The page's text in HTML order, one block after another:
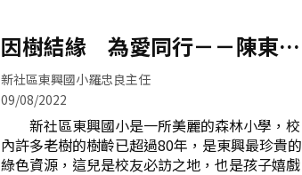
是學校強力的後盾家長會組織健全，定期召開各
項會議 學校因人手有限，很多活動必須靠志
工的支
敬的大哥、大姐。草兒們，乖乖交回佔領的土地
吧！ 在晴空萬里，綠意迎人的校園裡，在花
木賣力伸展的季節，隔一段時間，志工隊的Line
群組必然會響起這一則訊息：「大家好！學校的
升旗台、花台草皮等需要整理，可以協助的人開
始報名。」緊接著，一位又一位的志工開始在訊
息的下方接龍。從涼爽的晨間開始，會看到戴著
因樹結緣 為愛同行－－陳東榮
攀樹師
新社區東興國小羅忠良主任
09/08/2022
新社區東興國小是一所美麗的森林小學，校
內許多老樹的樹齡已超過80年，是東興最珍貴的
綠色資源，這兒是校友必訪之地，也是孩子嬉戲